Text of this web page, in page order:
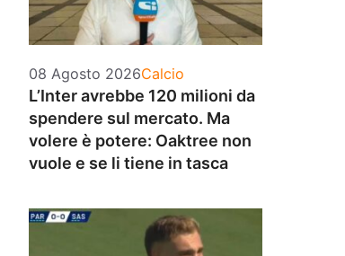
08 Agosto 2026Categorie
Calcio
L’Inter avrebbe 120 milioni da
spendere sul mercato. Ma
volere è potere: Oaktree non
vuole e se li tiene in tasca